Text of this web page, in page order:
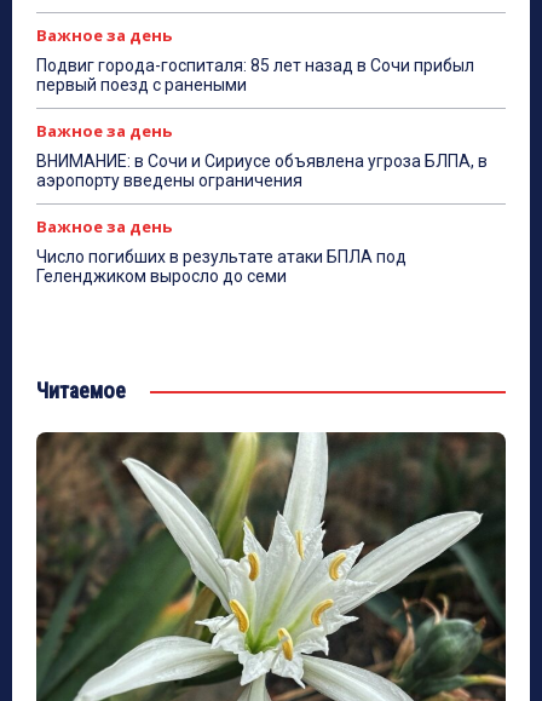
Важное за день
Подвиг города-госпиталя: 85 лет назад в Сочи прибыл
первый поезд с ранеными
Важное за день
ВНИМАНИЕ: в Сочи и Сириусе объявлена угроза БЛПА, в
аэропорту введены ограничения
Важное за день
Число погибших в результате атаки БПЛА под
Геленджиком выросло до семи
Читаемое